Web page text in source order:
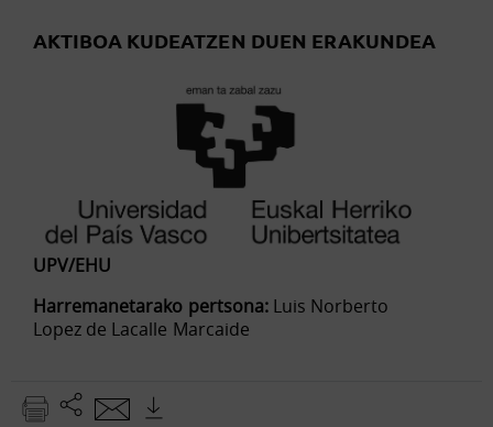
AKTIBOA KUDEATZEN DUEN ERAKUNDEA
UPV/EHU
Harremanetarako pertsona:Luis Norberto
Lopez de Lacalle Marcaide